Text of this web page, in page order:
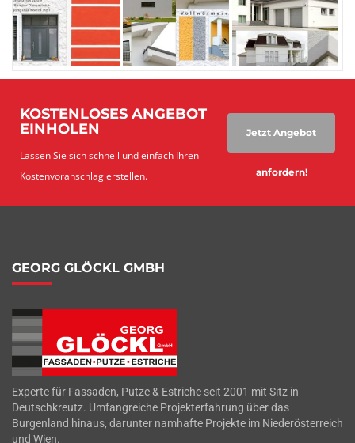
KOSTENLOSES ANGEBOT
EINHOLEN
Lassen Sie sich schnell und einfach Ihren
Kostenvoranschlag erstellen.
Jetzt Angebot
anfordern!
GEORG GLÖCKL GMBH
Experte für Fassaden, Putze & Estriche seit 2001 mit Sitz in
Deutschkreutz. Umfangreiche Projekterfahrung über das
Burgenland hinaus, darunter namhafte Projekte im Niederösterreich
und Wien.